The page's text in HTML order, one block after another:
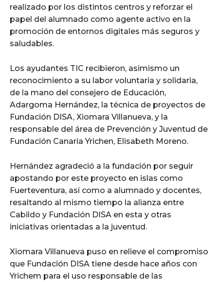
realizado por los distintos centros y reforzar el
papel del alumnado como agente activo en la
promoción de entornos digitales más seguros y
saludables.
Los ayudantes TIC recibieron, asimismo un
reconocimiento a su labor voluntaria y solidaria,
de la mano del consejero de Educación,
Adargoma Hernández, la técnica de proyectos de
Fundación DISA, Xiomara Villanueva, y la
responsable del área de Prevención y Juventud de
Fundación Canaria Yrichen, Elisabeth Moreno.
Hernández agradeció a la fundación por seguir
apostando por este proyecto en islas como
Fuerteventura, así como a alumnado y docentes,
resaltando al mismo tiempo la alianza entre
Cabildo y Fundación DISA en esta y otras
iniciativas orientadas a la juventud.
Xiomara Villanueva puso en relieve el compromiso
que Fundación DISA tiene desde hace años con
Yrichem para el uso responsable de las